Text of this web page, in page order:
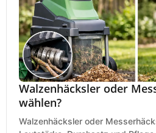
Walzenhäcksler oder
wählen?
Walzenhäcksler oder